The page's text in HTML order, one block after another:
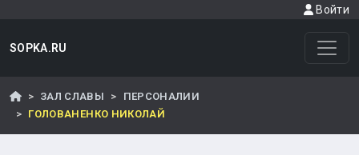
Войти
SOPKA.RU
ЗАЛ СЛАВЫ
ПЕРСОНАЛИИ
ГОЛОВАНЕНКО НИКОЛАЙ